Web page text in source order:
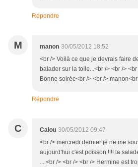
Répondre
M manon 30/05/2012 18:52
<br /> Voilà ce que je devrais faire
balader sur la toile...<br /> <br />
Bonne soirée<br /> <br />
Répondre
C Calou 30/05/2012 09:47
<br /> mercredi dernier je ne me
aujourd'hui c'est poisson !!!! ta
....<br /> <br /> <br /> Hermine est